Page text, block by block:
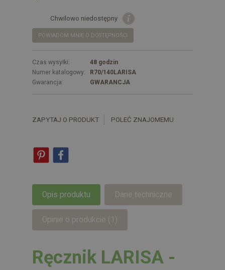
Chwilowo niedostępny
POWIADOM MNIE O DOSTĘPNOŚCI
Czas wysyłki:
48 godzin
Numer katalogowy:
R70/140LARISA
Gwarancja:
GWARANCJA
ZAPYTAJ O PRODUKT POLEĆ ZNAJOMEMU
Opis produktu Dane techniczne
Opinie o produkcie (1)
Ręcznik LARISA -